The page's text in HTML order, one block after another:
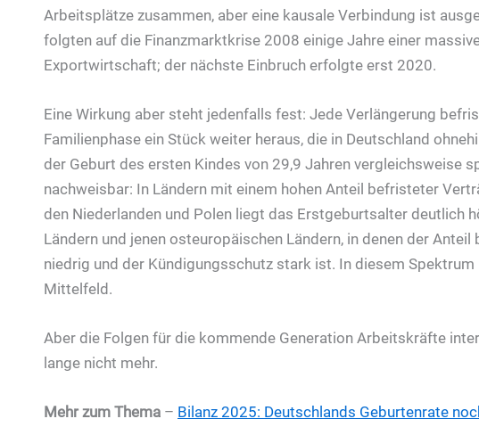
Arbeitsplätze zusammen, aber eine kausale Verbindung ist
folgten auf die Finanzmarktkrise 2008 einige Jahre einer
Exportwirtschaft; der nächste Einbruch erfolgte erst 2020.
Eine Wirkung aber steht jedenfalls fest: Jede Verlängerung
Familienphase ein Stück weiter heraus, die in Deutschland
der Geburt des ersten Kindes von 29,9 Jahren vergleichsweise
nachweisbar: In Ländern mit einem hohen Anteil befristeter
den Niederlanden und Polen liegt das Erstgeburtsalter deutlich
Ländern und jenen osteuropäischen Ländern, in denen der
niedrig und der Kündigungsschutz stark ist. In diesem
Mittelfeld.
Aber die Folgen für die kommende Generation Arbeitskräfte
lange nicht mehr.
Mehr zum Thema – Bilanz 2025: Deutschlands Geburtenrate